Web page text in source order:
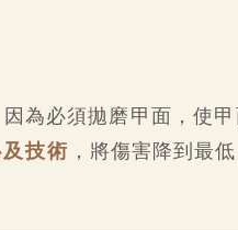
為必須拋磨甲面，使
技術 ，將傷害降到最